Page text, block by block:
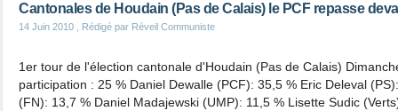
Cantonales de Houdain (Pas de Calais) le PCF repasse
14 Juin 2010 , Rédigé par Réveil Communiste
1er tour de l'élection cantonale d'Houdain (Pas de Calais)
participation : 25 % Daniel Dewalle (PCF): 35,5 % Eric Deleval
(FN): 13,7 % Daniel Madajewski (UMP): 11,5 % Lisette Sudic